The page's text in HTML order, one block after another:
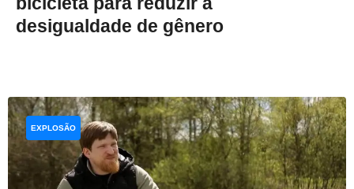
desigualdade de gênero
EXPLOSÃO